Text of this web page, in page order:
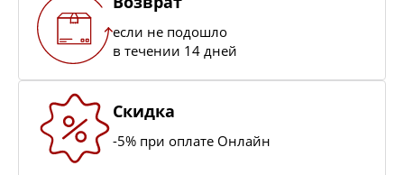
если не подошло
в течении 14 дней
Скидка
-5% при оплате Онлайн